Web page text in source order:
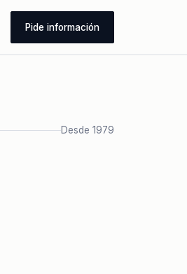
Pide información
Desde 1979